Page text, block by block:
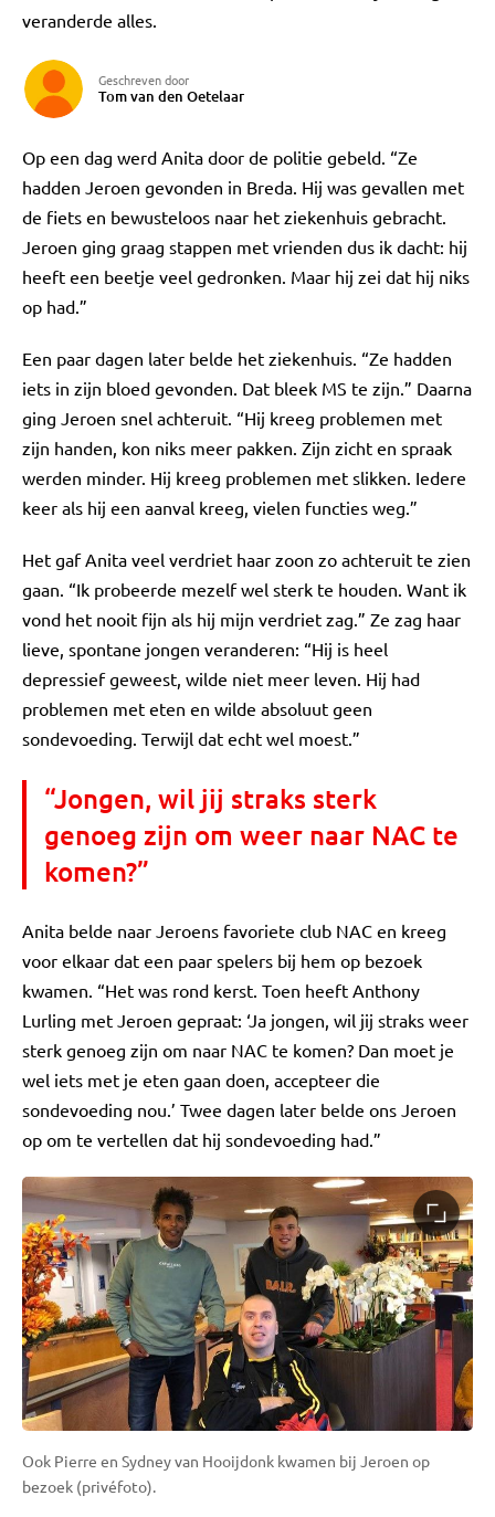
veranderde alles.
Geschreven door
Tom van den Oetelaar
Op een dag werd Anita door de politie gebeld. “Ze
hadden Jeroen gevonden in Breda. Hij was gevallen met
de fiets en bewusteloos naar het ziekenhuis gebracht.
Jeroen ging graag stappen met vrienden dus ik dacht: hij
heeft een beetje veel gedronken. Maar hij zei dat hij niks
op had.”
Een paar dagen later belde het ziekenhuis. “Ze hadden
iets in zijn bloed gevonden. Dat bleek MS te zijn.” Daarna
ging Jeroen snel achteruit. “Hij kreeg problemen met
zijn handen, kon niks meer pakken. Zijn zicht en spraak
werden minder. Hij kreeg problemen met slikken. Iedere
keer als hij een aanval kreeg, vielen functies weg.”
Het gaf Anita veel verdriet haar zoon zo achteruit te zien
gaan. “Ik probeerde mezelf wel sterk te houden. Want ik
vond het nooit fijn als hij mijn verdriet zag.” Ze zag haar
lieve, spontane jongen veranderen: “Hij is heel
depressief geweest, wilde niet meer leven. Hij had
problemen met eten en wilde absoluut geen
sondevoeding. Terwijl dat echt wel moest.”
“Jongen, wil jij straks sterk
genoeg zijn om weer naar NAC te
komen?”
Anita belde naar Jeroens favoriete club NAC en kreeg
voor elkaar dat een paar spelers bij hem op bezoek
kwamen. “Het was rond kerst. Toen heeft Anthony
Lurling met Jeroen gepraat: ‘Ja jongen, wil jij straks weer
sterk genoeg zijn om naar NAC te komen? Dan moet je
wel iets met je eten gaan doen, accepteer die
sondevoeding nou.’ Twee dagen later belde ons Jeroen
op om te vertellen dat hij sondevoeding had.”
Ook Pierre en Sydney van Hooijdonk kwamen bij Jeroen op
bezoek (privéfoto).